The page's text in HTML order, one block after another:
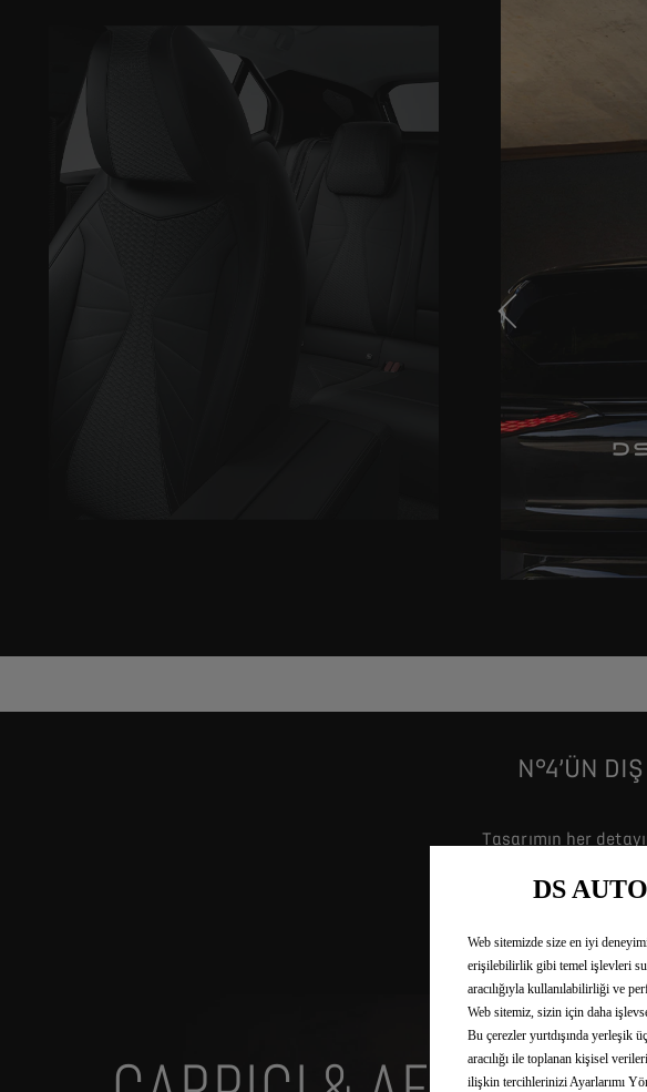
ÖNCEKİ
N°4’ÜN
Tasarımın her
DS
Web sitemizde size en iyi
erişilebilirlik gibi temel işlevleri
aracılığıyla kullanılabilirliği ve
Web sitemiz, sizin için daha
Bu çerezler yurtdışında yerleşik
aracılığı ile toplanan kişisel
ilişkin tercihlerinizi Ayarlarımı